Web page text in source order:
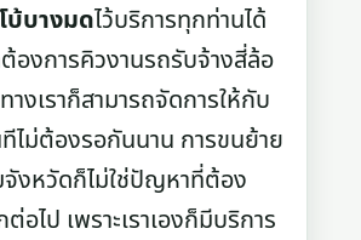
บ้บางมดไว้บริการทุกท่านได้
องการคิวงานรถรับจ้างสี่ล้อ
งเราก็สามารถจัดการให้กับ
ไม่ต้องรอกันนาน การขนย้าย
งหวัดก็ไม่ใช่ปัญหาที่ต้อง
อไป เพราะเราเองก็มีบริการ